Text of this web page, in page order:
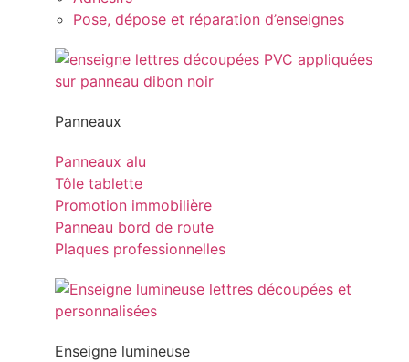
Pose, dépose et réparation d’enseignes
Panneaux
Panneaux alu
Tôle tablette
Promotion immobilière
Panneau bord de route
Plaques professionnelles
Enseigne lumineuse